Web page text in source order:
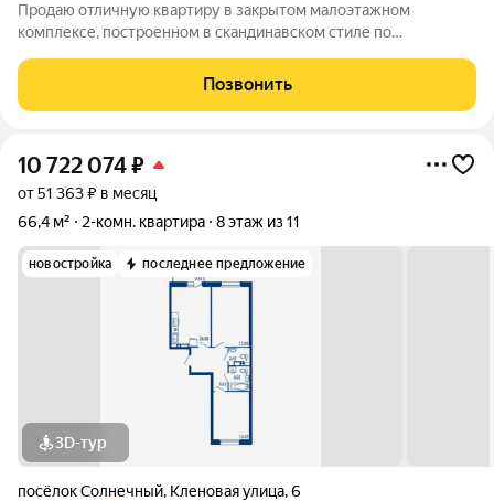
Продаю отличную квартиру в закрытом малоэтажном
комплексе, построенном в скандинавском стиле по
на Московское шоссе, напротив Сити-парка Град . Закрытая
территория, собственный сквер с прудом ,
Позвонить
10 722 074₽
от 51 363 ₽ в месяц
66,4 м²
2-комн. квартира 8 этаж из 11
новостройка последнее предложение
3D-тур
посёлок Солнечный, Кленовая улица,6